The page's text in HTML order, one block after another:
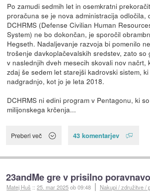
Po zamudi sedmih let in osemkratni
proračuna se je nova administracija odločila,
DCHRMS (Defense Civilian Human
System) ne bo dokončan, je sporočil
Hegseth. Nadaljevanje razvoja bi pomenilo
trošenje davkoplačevalskih sredstev, zato so
v naslednjih dveh mesecih skovali nov načrt,
zdaj še sedem let starejši kadrovski sistem,
nadgradnjo, kot jo je leta 2018.
DCHRMS ni edini program v Pentagonu, ki
milijonskega krčenja...
Preberi več 43 komentarjev
23andMe gre v prisilno poravnavo
Matej Huš ::25. mar 2025ob 09:48 Nakupi / združitve /